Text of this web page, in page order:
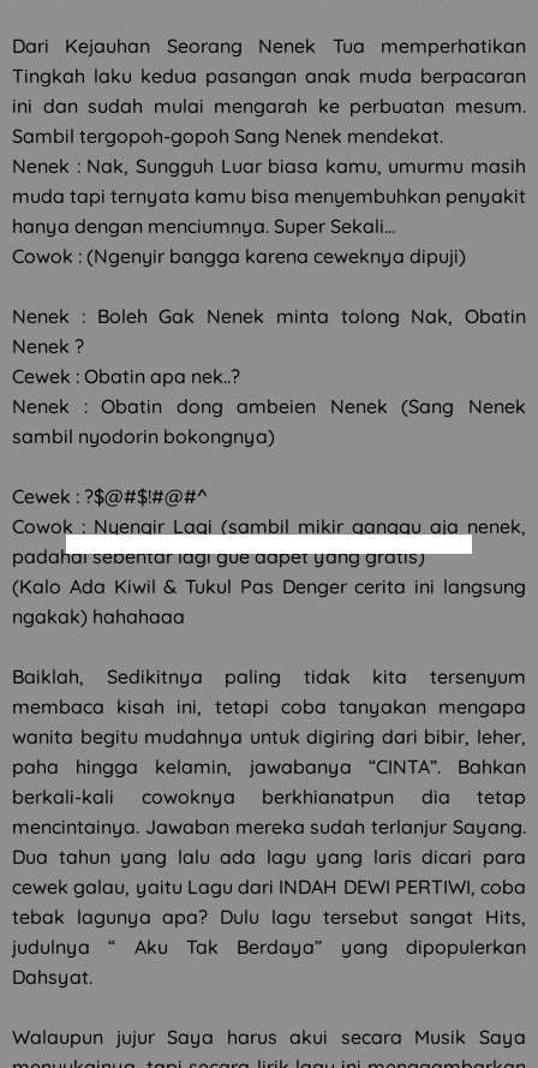
Dari Kejauhan Seorang Nenek Tua memperhatikan
Tingkah laku kedua pasangan anak muda berpacaran
ini dan sudah mulai mengarah ke perbuatan mesum.
Sambil tergopoh-gopoh Sang Nenek mendekat.
Nenek : Nak, Sungguh Luar biasa kamu, umurmu masih
muda tapi ternyata kamu bisa menyembuhkan penyakit
hanya dengan menciumnya. Super Sekali…
Cowok : (Ngenyir bangga karena ceweknya dipuji)
Nenek : Boleh Gak Nenek minta tolong Nak, Obatin
Nenek ?
Cewek : Obatin apa nek..?
Nenek : Obatin dong ambeien Nenek (Sang Nenek
sambil nyodorin bokongnya)
Cewek : ?$@#$!#@#^
Cowok : Nyengir Lagi (sambil mikir ganggu aja nenek,
padahal sebentar lagi gue dapet yang gratis)
(Kalo Ada Kiwil & Tukul Pas Denger cerita ini langsung
ngakak) hahahaaa
Baiklah, Sedikitnya paling tidak kita tersenyum
membaca kisah ini, tetapi coba tanyakan mengapa
wanita begitu mudahnya untuk digiring dari bibir, leher,
paha hingga kelamin, jawabanya “CINTA”. Bahkan
berkali-kali cowoknya berkhianatpun dia tetap
mencintainya. Jawaban mereka sudah terlanjur Sayang.
Dua tahun yang lalu ada lagu yang laris dicari para
cewek galau, yaitu Lagu dari INDAH DEWI PERTIWI, coba
tebak lagunya apa? Dulu lagu tersebut sangat Hits,
judulnya “ Aku Tak Berdaya” yang dipopulerkan
Dahsyat.
Walaupun jujur Saya harus akui secara Musik Saya